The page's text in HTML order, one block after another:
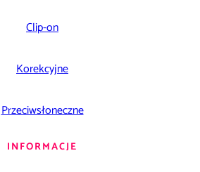
Clip-on
Korekcyjne
Przeciwsłoneczne
INFORMACJE